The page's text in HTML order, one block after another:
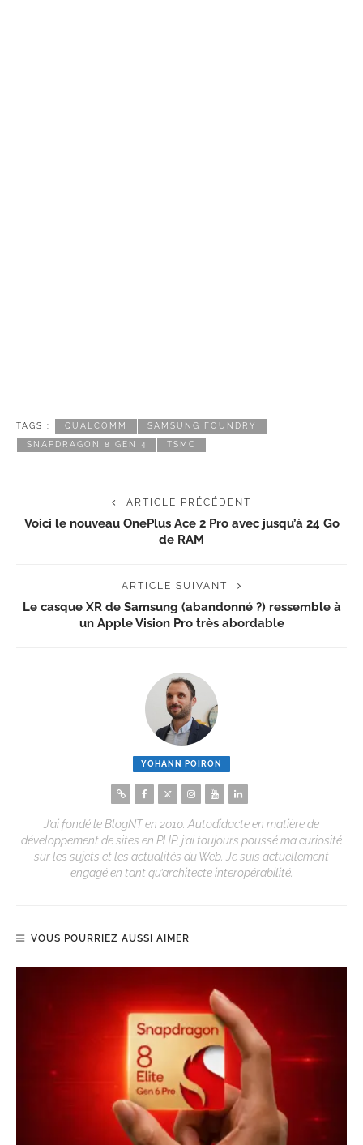
TAGS : QUALCOMM SAMSUNG FOUNDRY
SNAPDRAGON 8 GEN 4 TSMC
ARTICLE PRÉCÉDENT
Voici le nouveau OnePlus Ace 2 Pro avec jusqu’à 24 Go
de RAM
ARTICLE SUIVANT
Le casque XR de Samsung (abandonné ?) ressemble à
un Apple Vision Pro très abordable
YOHANN POIRON
J’ai fondé le BlogNT en 2010. Autodidacte en matière de
développement de sites en PHP, j’ai toujours poussé ma curiosité
sur les sujets et les actualités du Web. Je suis actuellement
engagé en tant qu’architecte interopérabilité.
VOUS POURRIEZ AUSSI AIMER